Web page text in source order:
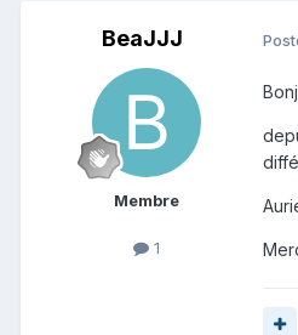
BeaJJJ
Membre
1